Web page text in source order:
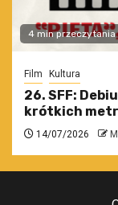
4 min przeczytania
Film Kultura
26. SFF:
krótkich
14/07/2026